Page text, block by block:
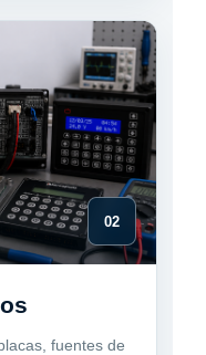
02
fuentes de